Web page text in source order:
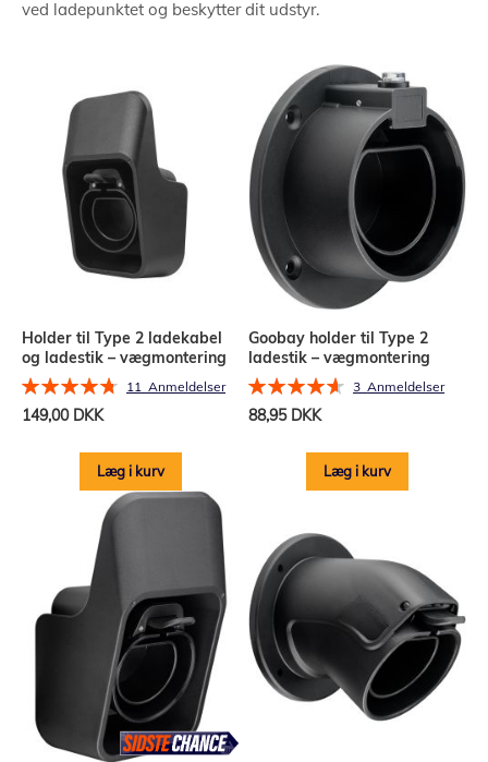
ved ladepunktet og beskytter dit udstyr.
Holder til Type 2 ladekabel
og ladestik – vægmontering
Bedømmelse:
11 Anmeldelser
149,00 DKK
Læg i kurv
Goobay holder til Type 2
ladestik – vægmontering
Bedømmelse:
3Anmeldelser
88,95 DKK
Læg i kurv